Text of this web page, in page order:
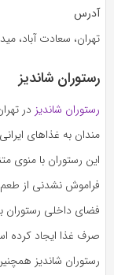
آدرس
تهران، سعادت‌ آباد،
رستوران شاندیز
رستوران شاندیز در
مندان به غذاهای
این رستوران با منوی
فراموش‌ نشدنی از
فضای داخلی
صرف غذا ایجاد کرده
رستوران شاندیز